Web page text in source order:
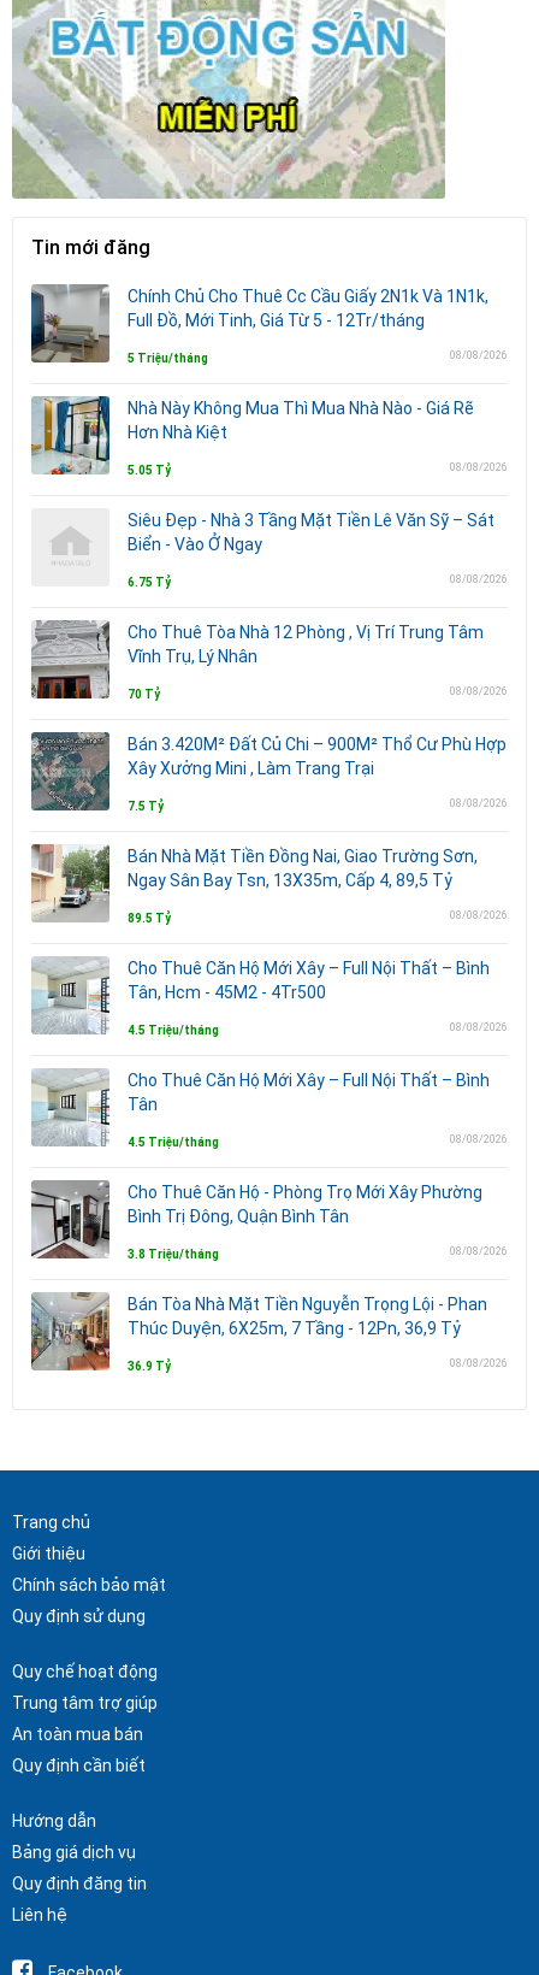
Tin mới đăng
Chính Chủ Cho Thuê Cc Cầu Giấy 2N1k Và 1N1k,
Full Đồ, Mới Tinh, Giá Từ 5 - 12Tr/tháng
5 Triệu/tháng 08/08/2026
Nhà Này Không Mua Thì Mua Nhà Nào - Giá Rẽ
Hơn Nhà Kiệt
5.05 Tỷ 08/08/2026
Siêu Đẹp - Nhà 3 Tầng Mặt Tiền Lê Văn Sỹ – Sát
Biển - Vào Ở Ngay
6.75 Tỷ 08/08/2026
Cho Thuê Tòa Nhà 12 Phòng , Vị Trí Trung Tâm
Vĩnh Trụ, Lý Nhân
70 Tỷ 08/08/2026
Bán 3.420M² Đất Củ Chi – 900M² Thổ Cư Phù Hợp
Xây Xưởng Mini , Làm Trang Trại
7.5 Tỷ 08/08/2026
Bán Nhà Mặt Tiền Đồng Nai, Giao Trường Sơn,
Ngay Sân Bay Tsn, 13X35m, Cấp 4, 89,5 Tỷ
89.5 Tỷ 08/08/2026
Cho Thuê Căn Hộ Mới Xây – Full Nội Thất – Bình
Tân, Hcm - 45M2 - 4Tr500
4.5 Triệu/tháng 08/08/2026
Cho Thuê Căn Hộ Mới Xây – Full Nội Thất – Bình
Tân
4.5 Triệu/tháng 08/08/2026
Cho Thuê Căn Hộ - Phòng Trọ Mới Xây Phường
Bình Trị Đông, Quận Bình Tân
3.8 Triệu/tháng 08/08/2026
Bán Tòa Nhà Mặt Tiền Nguyễn Trọng Lội - Phan
Thúc Duyện, 6X25m, 7 Tầng - 12Pn, 36,9 Tỷ
36.9 Tỷ 08/08/2026
Trang chủ
Giới thiệu
Chính sách bảo mật
Quy định sử dụng
Quy chế hoạt động
Trung tâm trợ giúp
An toàn mua bán
Quy định cần biết
Hướng dẫn
Bảng giá dịch vụ
Quy định đăng tin
Liên hệ